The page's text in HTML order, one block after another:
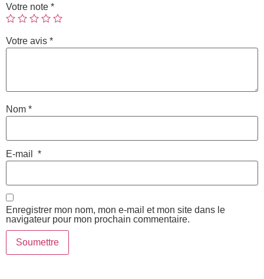
Votre note *
Votre avis *
Nom *
E-mail *
Enregistrer mon nom, mon e-mail et mon site dans le
navigateur pour mon prochain commentaire.